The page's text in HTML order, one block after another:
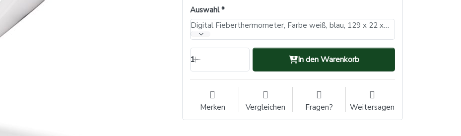
Auswahl
Digital Fieberthermometer, Farbe weiß, blau, 129 x 22 x 14 mm, Med-Comfort (VE: 10, Inhalt: 1 Stück)
1 In den Warenkorb
Merken Vergleichen Fragen? Weitersagen